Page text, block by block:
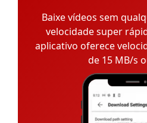
Baixe vídeos sem
velocidade super
aplicativo oferece
de 15 MB/s